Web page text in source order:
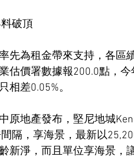
破頂
先為租金帶來支持，各區
估價署數據報200.0點，
相差0.05%。
原地產發布，堅尼地城
隔，享海景，最新以
新淨，而且單位享海景，